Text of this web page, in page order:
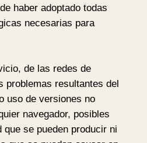
haber adoptado todas
necesarias para
de las redes de
problemas resultantes del
uso de versiones no
navegador, posibles
que se pueden producir ni